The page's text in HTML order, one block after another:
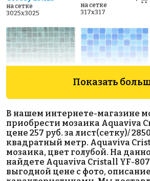
на сетке
3025x3025
на сетке
317x317
AKS129
на сетке
327x327
AKS104
на сетке
300x300
Показать
В нашем интернете-магазине
приобрести мозаика Aquaviva
цене 257 руб. за лист(сетку)/
квадратный метр. Aquaviva
мозаика, цвет голубой. На
найдете Aquaviva Сristall YF-
выгодной цене с фото,